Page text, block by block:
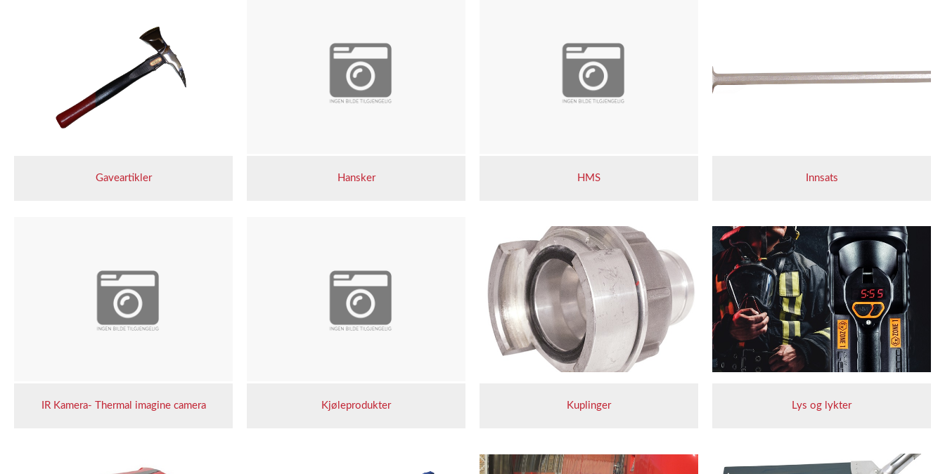
Gaveartikler Hansker HMS Innsats
IR Kamera- Thermal imagine camera Kjøleprodukter Kuplinger Lys og lykter